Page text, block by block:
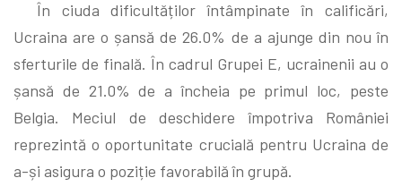
În ciuda dificultăților întâmpinate în calificări,
Ucraina are o șansă de 26.0% de a ajunge din nou în
sferturile de finală. În cadrul Grupei E, ucrainenii au o
șansă de 21.0% de a încheia pe primul loc, peste
Belgia. Meciul de deschidere împotriva României
reprezintă o oportunitate crucială pentru Ucraina de
a-și asigura o poziție favorabilă în grupă.